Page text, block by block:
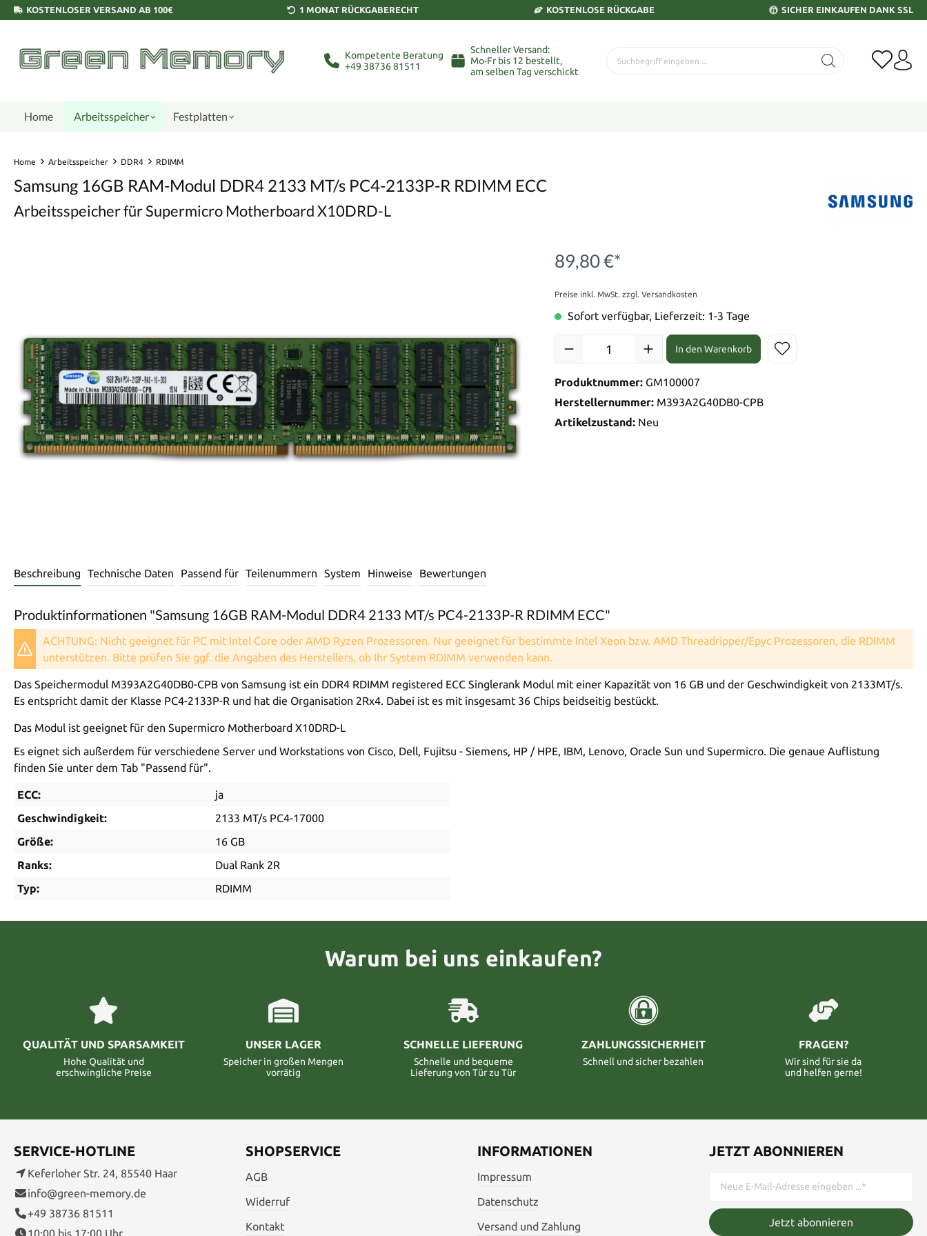
KOSTENLOSER VERSAND AB 100€ 1 MONAT RÜCKGABERECHT KOSTENLOSE RÜCKGABE SICHER EINKAUFEN DANK SSL
Kompetente Beratung
+49 38736 81511
Schneller Versand:
Mo-Fr bis 12 bestellt,
am selben Tag verschickt
Home Arbeitsspeicher Festplatten
Home Arbeitsspeicher DDR4 RDIMM
Samsung 16GB RAM-Modul DDR4 2133 MT/s PC4-2133P-R RDIMM ECC
Arbeitsspeicher für Supermicro Motherboard X10DRD-L
89,80 €*
Preise inkl. MwSt. zzgl. Versandkosten
Sofort verfügbar, Lieferzeit: 1-3 Tage
In den Warenkorb
Produktnummer: GM100007
Herstellernummer: M393A2G40DB0-CPB
Artikelzustand: Neu
Beschreibung Technische Daten Passend für Teilenummern System Hinweise Bewertungen
Produktinformationen "Samsung 16GB RAM-Modul DDR4 2133 MT/s PC4-2133P-R RDIMM ECC"
ACHTUNG: Nicht geeignet für PC mit Intel Core oder AMD Ryzen Prozessoren. Nur geeignet für bestimmte Intel Xeon bzw. AMD Threadripper/Epyc Prozessoren, die RDIMM
unterstützen. Bitte prüfen Sie ggf. die Angaben des Herstellers, ob Ihr System RDIMM verwenden kann.
Das Speichermodul M393A2G40DB0-CPB von Samsung ist ein DDR4 RDIMM registered ECC Singlerank Modul mit einer Kapazität von 16 GB und der Geschwindigkeit von 2133MT/s.
Es entspricht damit der Klasse PC4-2133P-R und hat die Organisation 2Rx4. Dabei ist es mit insgesamt 36 Chips beidseitig bestückt.
Das Modul ist geeignet für den Supermicro Motherboard X10DRD-L
Es eignet sich außerdem für verschiedene Server und Workstations von Cisco, Dell, Fujitsu - Siemens, HP / HPE, IBM, Lenovo, Oracle Sun und Supermicro. Die genaue Auflistung
finden Sie unter dem Tab "Passend für".
ECC:
ja
Geschwindigkeit:
2133 MT/s PC4-17000
Größe:
16 GB
Ranks:
Dual Rank 2R
Typ:
RDIMM
Warum bei uns einkaufen?
QUALITÄT UND SPARSAMKEIT
Hohe Qualität und
erschwingliche Preise
UNSER LAGER
Speicher in großen Mengen
vorrätig
SCHNELLE LIEFERUNG
Schnelle und bequeme
Lieferung von Tür zu Tür
ZAHLUNGSSICHERHEIT
Schnell und sicher bezahlen
FRAGEN?
Wir sind für sie da
und helfen gerne!
SERVICE-HOTLINE
Keferloher Str. 24, 85540 Haar
info@green-memory.de
+49 38736 81511
10:00 bis 17:00 Uhr
SHOPSERVICE
AGB
Widerruf
Kontakt
INFORMATIONEN
Impressum
Datenschutz
Versand und Zahlung
JETZT ABONNIEREN
Jetzt abonnieren